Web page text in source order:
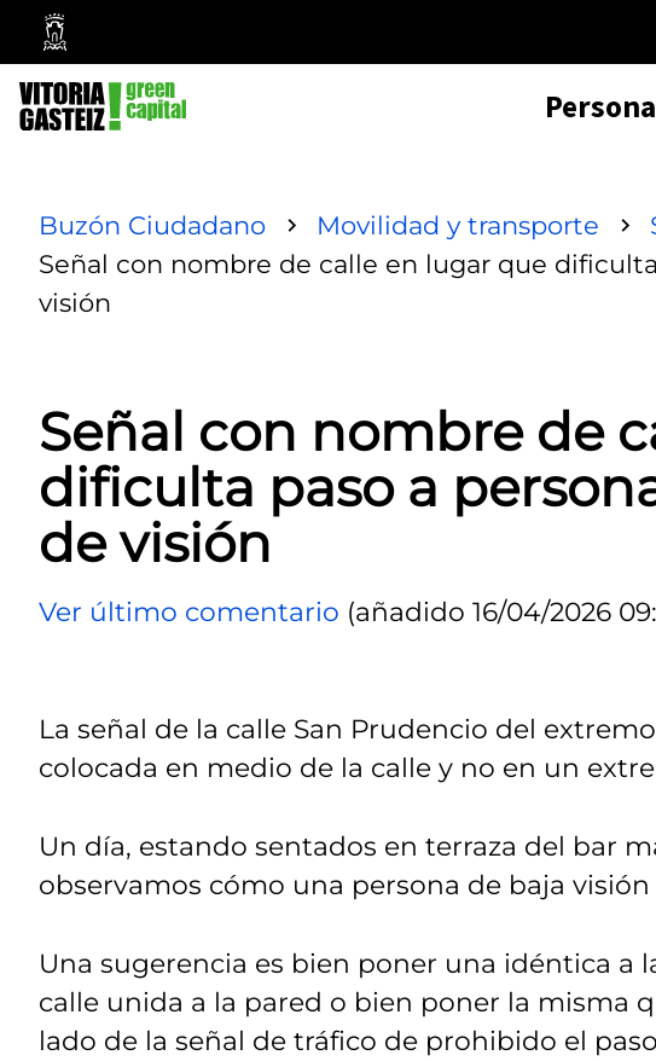
Ayuntamiento
Vitoria-
Gasteiz
Buzón Ciudadano Movilidad y transporte
Señal con nombre de calle en lugar que
visión
Señal con nombre de
dificulta paso a
de visión
Ver último comentario (añadido 16/04/2026
La señal de la calle San Prudencio del
colocada en medio de la calle y no en un
Un día, estando sentados en terraza del bar
observamos cómo una persona de baja
Una sugerencia es bien poner una idéntica a
calle unida a la pared o bien poner la misma
lado de la señal de tráfico de prohibido el